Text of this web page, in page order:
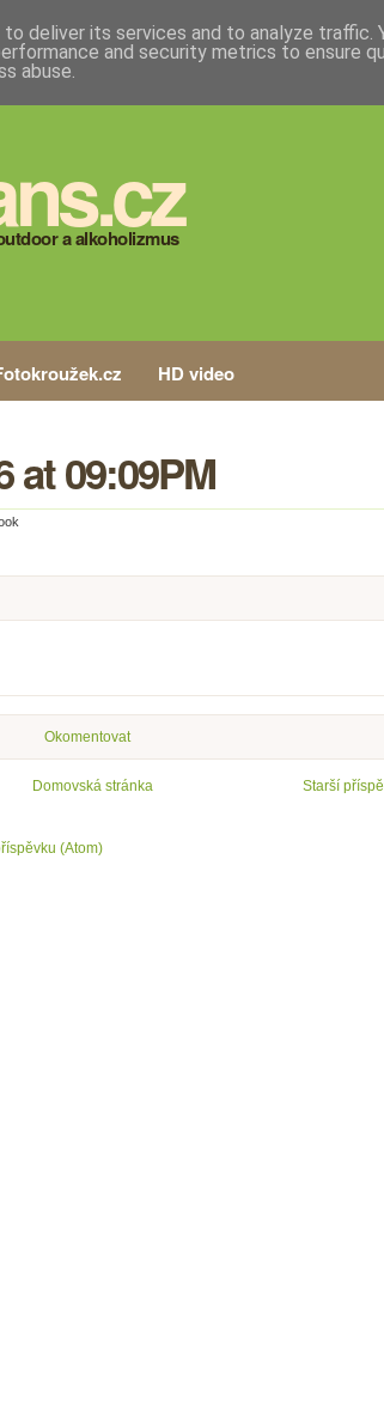
a alkoholizmus
HD video
at 09:09PM
Okomentovat
Starší
Domovská stránka
(Atom)
deliver its services and to analyze traffic.
and security metrics to ensure
abuse.